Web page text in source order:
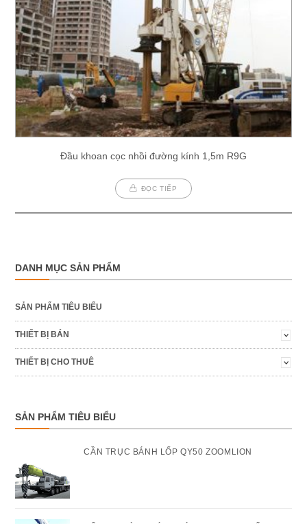
Đầu khoan cọc nhồi đường kính 1,5m R9G
ĐỌC TIẾP
DANH MỤC SẢN PHẨM
SẢN PHẨM TIÊU BIỂU
THIẾT BỊ BÁN
THIẾT BỊ CHO THUÊ
SẢN PHẨM TIÊU BIỂU
CẦN TRỤC BÁNH LỐP QY50 ZOOMLION